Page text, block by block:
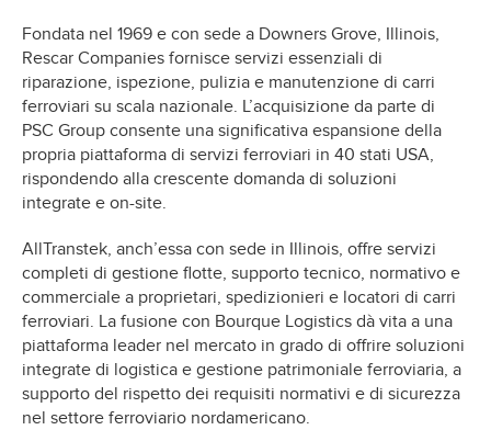
Fondata nel 1969 e con sede a Downers Grove, Illinois,
Rescar Companies fornisce servizi essenziali di
riparazione, ispezione, pulizia e manutenzione di carri
ferroviari su scala nazionale. L’acquisizione da parte di
PSC Group consente una significativa espansione della
propria piattaforma di servizi ferroviari in 40 stati USA,
rispondendo alla crescente domanda di soluzioni
integrate e on-site.
AllTranstek, anch’essa con sede in Illinois, offre servizi
completi di gestione flotte, supporto tecnico, normativo e
commerciale a proprietari, spedizionieri e locatori di carri
ferroviari. La fusione con Bourque Logistics dà vita a una
piattaforma leader nel mercato in grado di offrire soluzioni
integrate di logistica e gestione patrimoniale ferroviaria, a
supporto del rispetto dei requisiti normativi e di sicurezza
nel settore ferroviario nordamericano.